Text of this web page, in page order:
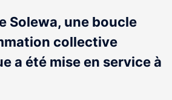
abonnés
Solewa, une boucle
collective
a été mise en service à